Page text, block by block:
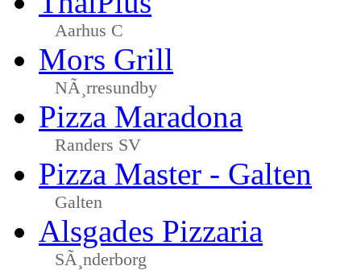
Aarhus C
Mors Grill
NÃ¸rresundby
Pizza Maradona
Randers SV
Pizza Master - Galten
Galten
Alsgades Pizzaria
SÃ¸nderborg